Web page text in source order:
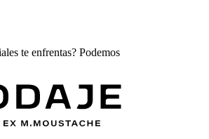
te enfrentas? Podemos